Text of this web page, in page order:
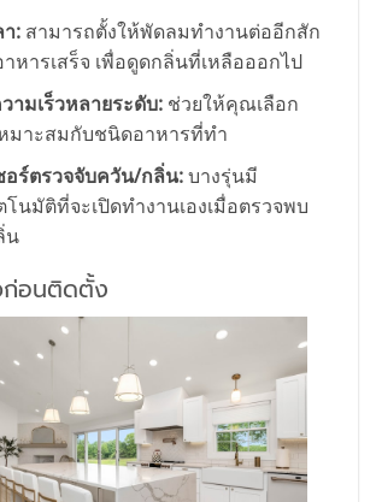
:สามารถตั้งให้พัดลมทำงานต่ออีกสัก
หารเสร็จ เพื่อดูดกลิ่นที่เหลือออกไป
ามเร็วหลายระดับ:ช่วยให้คุณเลือก
มาะสมกับชนิดอาหารที่ทำ
อร์ตรวจจับควัน/กลิ่น:บางรุ่นมี
โนมัติที่จะเปิดทำงานเองเมื่อตรวจพบ
น
ก่อนติดตั้ง